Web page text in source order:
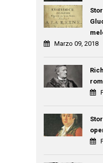
Marzo 09, 2018